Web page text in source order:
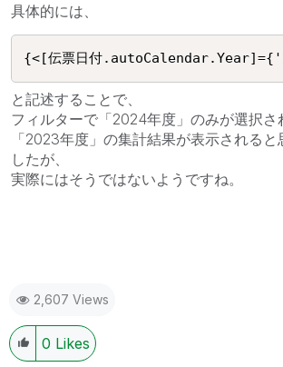
具体的には、
{<[伝票日付
と記述することで、
フィルターで「2024年度」のみが選択さ
「2023年度」の集計結果が表示されると
したが、
実際にはそうではないようですね。
2,607 Views
0 Likes